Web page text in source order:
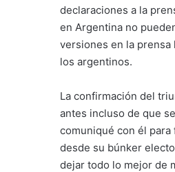
declaraciones a la
en Argentina no
versiones en la
los argentinos.
La confirmación del
antes incluso de que
comuniqué con él
desde su búnker
dejar todo lo mejor de